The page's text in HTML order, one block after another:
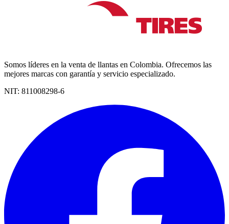
Somos líderes en la venta de llantas en Colombia. Ofrecemos las
mejores marcas con garantía y servicio especializado.
NIT: 811008298-6